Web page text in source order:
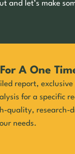
and let’s make
A One
report,
for a specific
quality, research-
needs.